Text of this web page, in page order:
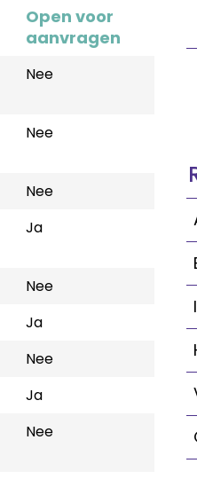
Open voor
aanvragen
Nee
Nee
Nee
Ja
Nee
Ja
Nee
Ja
Nee